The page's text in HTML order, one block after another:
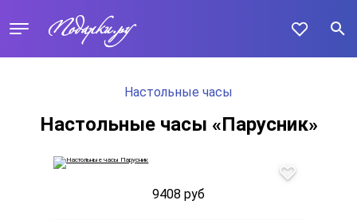
Настольные часы
Настольные часы «Парусник»
9408 руб